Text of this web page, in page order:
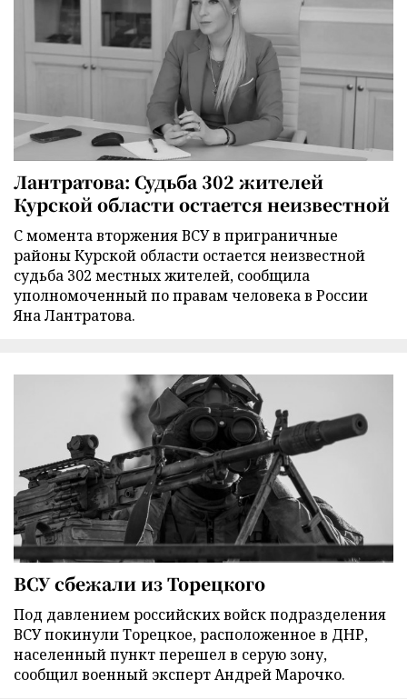
Лантратова: Судьба 302 жителей
Курской области остается неизвестной
С момента вторжения ВСУ в приграничные
районы Курской области остается неизвестной
судьба 302 местных жителей, сообщила
уполномоченный по правам человека в России
Яна Лантратова.
ВСУ сбежали из Торецкого
Под давлением российских войск подразделения
ВСУ покинули Торецкое, расположенное в ДНР,
населенный пункт перешел в серую зону,
сообщил военный эксперт Андрей Марочко.